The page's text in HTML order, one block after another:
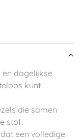
en dagelijkse
kunt
die samen
stof.
een volledige